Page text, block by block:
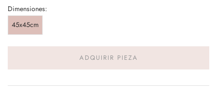
Dimensiones:
45x45cm
ADQUIRIR PIEZA